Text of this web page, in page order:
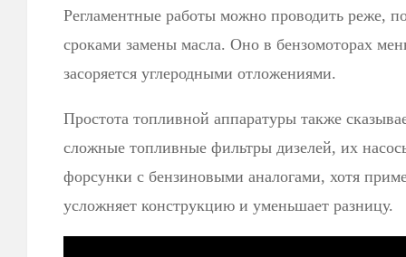
Регламентные работы можно проводить реже,
сроками замены масла. Оно в бензомоторах
засоряется углеродными отложениями.
Простота топливной аппаратуры также
сложные топливные фильтры дизелей, их
форсунки с бензиновыми аналогами, хотя
усложняет конструкцию и уменьшает разницу.